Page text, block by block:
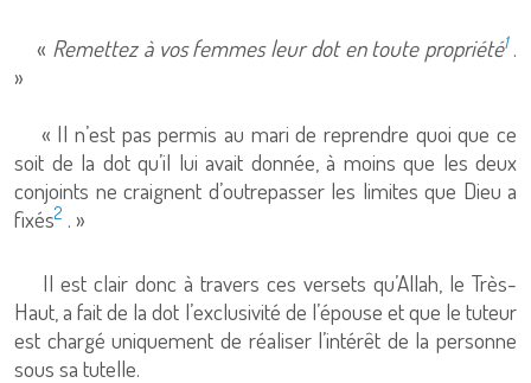
« Remettez à vos femmes leur dot en toute propriété1 .
»
« Il n’est pas permis au mari de reprendre quoi que ce
soit de la dot qu’il lui avait donnée, à moins que les deux
conjoints ne craignent d’outrepasser les limites que Dieu a
fixés2 . »
Il est clair donc à travers ces versets qu’Allah, le Très-
Haut, a fait de la dot l’exclusivité de l’épouse et que le tuteur
est chargé uniquement de réaliser l’intérêt de la personne
sous sa tutelle.